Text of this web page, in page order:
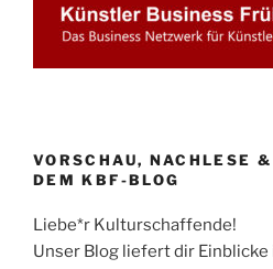
VORSCHAU, NACHLESE
DEM KBF-BLOG
Liebe*r Kulturschaffende!
Unser Blog liefert dir